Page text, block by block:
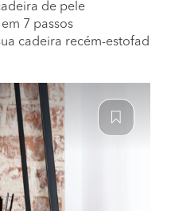
de pele
7 passos
cadeira recém-estofada